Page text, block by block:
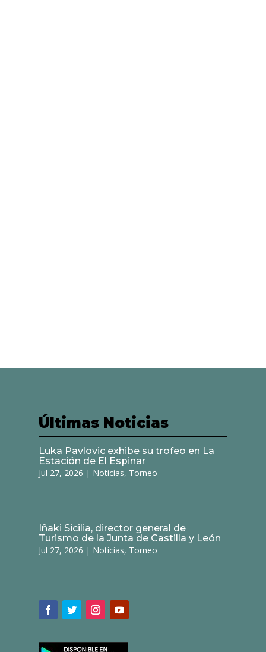
Últimas Noticias
Luka Pavlovic exhibe su trofeo en La
Estación de El Espinar
Jul 27, 2026 | Noticias, Torneo
Iñaki Sicilia, director general de
Turismo de la Junta de Castilla y León
Jul 27, 2026 | Noticias, Torneo